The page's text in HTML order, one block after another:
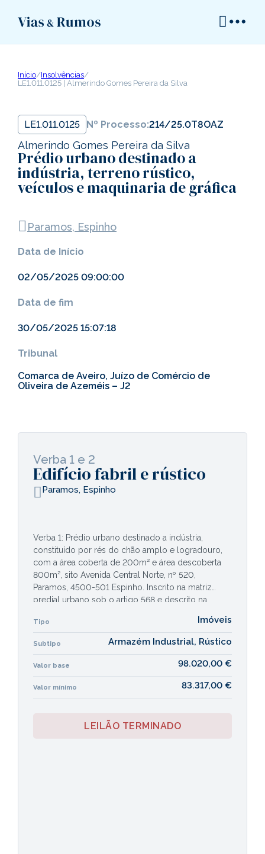
Início/Insolvências/
LE1.011.0125 | Almerindo Gomes Pereira da Silva
LE1.011.0125 Nº Processo:214/25.0T8OAZ
Almerindo Gomes Pereira da Silva
Prédio urbano destinado a
indústria, terreno rústico,
veículos e maquinaria de gráfica
Paramos, Espinho
Data de Início
02/05/2025 09:00:00
Data de fim
30/05/2025 15:07:18
Tribunal
Comarca de Aveiro, Juízo de Comércio de
Oliveira de Azeméis – J2
Verba 1 e 2
Edifício fabril e rústico
Paramos, Espinho
Verba 1: Prédio urbano destinado a indústria,
constituído por rés do chão amplo e logradouro,
com a área coberta de 200m² e área descoberta
800m², sito Avenida Central Norte, nº 520,
Paramos, 4500-501 Espinho. Inscrito na matriz
predial urbano sob o artigo 568 e descrito na
nº 1145, da freguesia de Paramos.
Verba 2: Prédio rústico, composto de por pinhal e
mato com 4.800m², situado no lugar de Lapa, da
freguesia de S. Paio de Oleiros, inscrito na matriz
predial rústica sob o nº 956 e descrito na
Conservatória do Registo Predial de Santa Maria da
Feira sob o nº 845.
Tipo Imóveis
Subtipo Armazém Industrial, Rústico
Valor base 98.020,00 €
Valor mínimo 83.317,00 €
LEILÃO TERMINADO